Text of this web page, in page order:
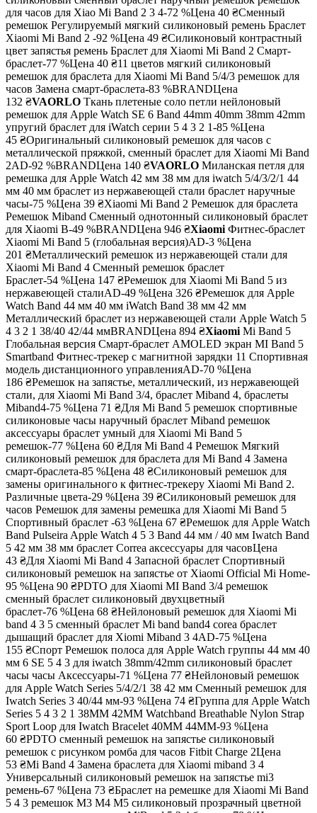
для часов для Xiao Mi Band 2 3 4-72 %Цена 40 ₴Сменный
ремешок Регулируемый мягкий силиконовый ремень Браслет
Xiaomi Mi Band 2 -92 %Цена 49 ₴Силиконовый контрастный
цвет запястья ремень Браслет для Xiaomi Mi Band 2 Смарт-
браслет-77 %Цена 40 ₴11 цветов мягкий силиконовый
ремешок для браслета для Xiaomi Mi Band 5/4/3 ремешок для
часов Замена смарт-браслета-83 %BRANDЦена
132 ₴VAORLO Ткань плетеные соло петли нейлоновый
ремешок для Apple Watch SE 6 Band 44mm 40mm 38mm 42mm
упругий браслет для iWatch серии 5 4 3 2 1-85 %Цена
45 ₴Оригинальный силиконовый ремешок для часов с
металлической пряжкой, сменный браслет для Xiaomi Mi Band
2AD-92 %BRANDЦена 140 ₴VAORLO Миланская петля для
ремешка для Apple Watch 42 мм 38 мм для iwatch 5/4/3/2/1 44
мм 40 мм браслет из нержавеющей стали браслет наручные
часы-75 %Цена 39 ₴Xiaomi Mi Band 2 Ремешок для браслета
Ремешок Miband Сменный однотонный силиконовый браслет
для Xiaomi B-49 %BRANDЦена 946 ₴Xiaomi Фитнес-браслет
Xiaomi Mi Band 5 (глобальная версия)AD-3 %Цена
201 ₴Металлический ремешок из нержавеющей стали для
Xiaomi Mi Band 4 Сменный ремешок браслет
Браслет-54 %Цена 147 ₴Ремешок для Xiaomi Mi Band 5 из
нержавеющей сталиAD-49 %Цена 326 ₴Ремешок для Apple
Watch Band 44 мм 40 мм iWatch Band 38 мм 42 мм
Металлический браслет из нержавеющей стали Apple Watch 5
4 3 2 1 38/40 42/44 ммBRANDЦена 894 ₴Xiaomi Mi Band 5
Глобальная версия Смарт-браслет AMOLED экран MI Band 5
Smartband Фитнес-трекер с магнитной зарядки 11 Спортивная
модель дистанционного управленияAD-70 %Цена
186 ₴Ремешок на запястье, металлический, из нержавеющей
стали, для Xiaomi Mi Band 3/4, браслет Miband 4, браслеты
Miband4-75 %Цена 71 ₴Для Mi Band 5 ремешок спортивные
силиконовые часы наручный браслет Miband ремешок
аксессуары браслет умный для Xiaomi Mi Band 5
ремешок-77 %Цена 60 ₴Для Mi Band 4 Ремешок Мягкий
силиконовый ремешок для браслета для Mi Band 4 Замена
смарт-браслета-85 %Цена 48 ₴Силиконовый ремешок для
замены оригинального к фитнес-трекеру Xiaomi Mi Band 2.
Различные цвета-29 %Цена 39 ₴Силиконовый ремешок для
часов Ремешок для замены ремешка для Xiaomi Mi Band 5
Спортивный браслет -63 %Цена 67 ₴Ремешок для Apple Watch
Band Pulseira Apple Watch 4 5 3 Band 44 мм / 40 мм Iwatch Band
5 42 мм 38 мм браслет Correa аксессуары для часовЦена
43 ₴Для Xiaomi Mi Band 4 Запасной браслет Спортивный
силиконовый ремешок на запястье от Xiaomi Official Mi Home-
95 %Цена 90 ₴PDTO для Xiaomi MI Band 3/4 ремешок
сменный браслет силиконовый двухцветный
браслет-76 %Цена 68 ₴Нейлоновый ремешок для Xiaomi Mi
band 4 3 5 сменный браслет Mi band band4 corea браслет
дышащий браслет для Xiomi Miband 3 4AD-75 %Цена
155 ₴Спорт Ремешок полоса для Apple Watch группы 44 мм 40
мм 6 SE 5 4 3 для iwatch 38mm/42mm силиконовый браслет
часы часы Аксессуары-71 %Цена 77 ₴Нейлоновый ремешок
для Apple Watch Series 5/4/2/1 38 42 мм Сменный ремешок для
Iwatch Series 3 40/44 мм-93 %Цена 74 ₴Группа для Apple Watch
Series 5 4 3 2 1 38MM 42MM Watchband Breathable Nylon Strap
Sport Loop для Iwatch Bracelet 40MM 44MM-93 %Цена
60 ₴PDTO сменный ремешок на запястье силиконовый
ремешок с рисунком ромба для часов Fitbit Charge 2Цена
53 ₴Mi Band 4 Замена браслета для Xiaomi miband 3 4
Универсальный силиконовый ремешок на запястье mi3
ремень-67 %Цена 73 ₴Браслет на ремешке для Xiaomi Mi Band
5 4 3 ремешок M3 M4 M5 силиконовый прозрачный цветной